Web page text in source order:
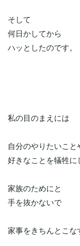
そして
何日かしてから
ハッとしたのです。
私の目のまえには
自分のやりたいこと
好きなことを犠牲に
家族のためにと
手を抜かないで
家事をきちんとこな